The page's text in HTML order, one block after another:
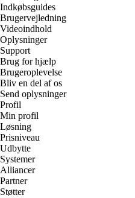
Indkøbsguides
Brugervejledning
Videoindhold
Oplysninger
Support
Brug for hjælp
Brugeroplevelse
Bliv en del af os
Send oplysninger
Profil
Min profil
Løsning
Prisniveau
Udbytte
Systemer
Alliancer
Partner
Støtter